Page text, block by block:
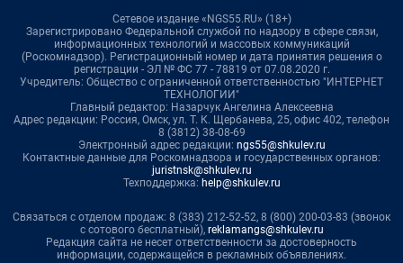
Сетевое издание «NGS55.RU» (18+)
Зарегистрировано Федеральной службой по надзору в сфере связи,
информационных технологий и массовых коммуникаций
(Роскомнадзор). Регистрационный номер и дата принятия решения о
регистрации - ЭЛ № ФС 77 - 78819 от 07.08.2020 г.
Учредитель: Общество с ограниченной ответственностью "ИНТЕРНЕТ
ТЕХНОЛОГИИ"
Главный редактор: Назарчук Ангелина Алексеевна
Адрес редакции: Россия, Омск, ул. Т. К. Щербанева, 25, офис 402, телефон
8 (3812) 38-08-69
Электронный адрес редакции: ngs55@shkulev.ru
Контактные данные для Роскомнадзора и государственных органов:
juristnsk@shkulev.ru
Техподдержка: help@shkulev.ru
Связаться с отделом продаж: 8 (383) 212-52-52, 8 (800) 200-03-83 (звонок
с сотового бесплатный), reklamangs@shkulev.ru
Редакция сайта не несет ответственности за достоверность
информации, содержащейся в рекламных объявлениях.